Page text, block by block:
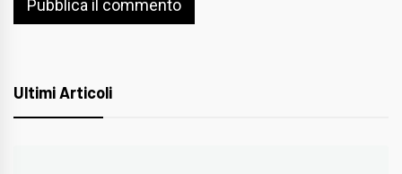
Ultimi Articoli